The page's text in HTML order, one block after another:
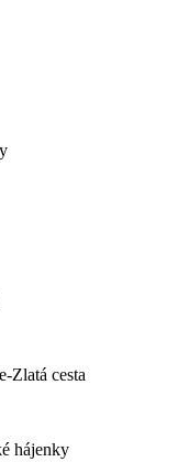
Zlatá cesta
hájenky